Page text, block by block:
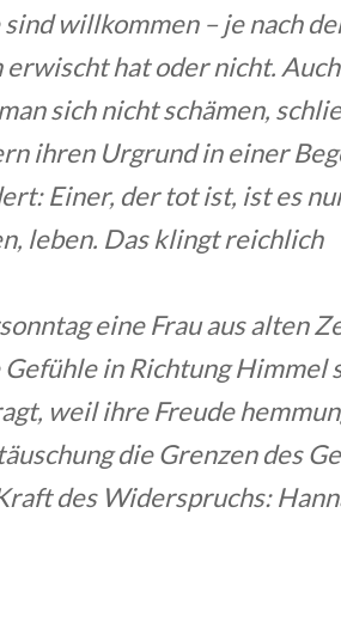
willkommen – je nach
hat oder nicht.
sich nicht schämen,
ihren Urgrund in einer
Einer, der tot ist, ist es
leben. Das klingt reichlich
eine Frau aus alten
in Richtung Himmel
weil ihre Freude
die Grenzen des
des Widerspruchs: